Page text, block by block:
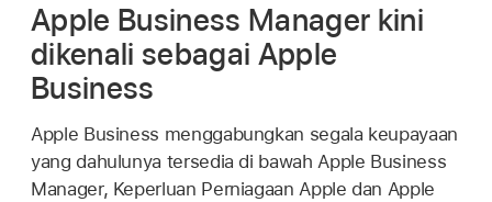
Apple Business Manager kini
dikenali sebagai Apple
Business
Apple Business menggabungkan segala keupayaan
yang dahulunya tersedia di bawah Apple Business
Manager, Keperluan Perniagaan Apple dan Apple